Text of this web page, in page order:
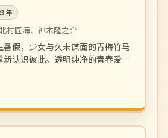
年
村匠海、神木隆之介
暑假，少女与久未谋面的青梅竹马
认识彼此。透明纯净的青春爱情
129 分钟